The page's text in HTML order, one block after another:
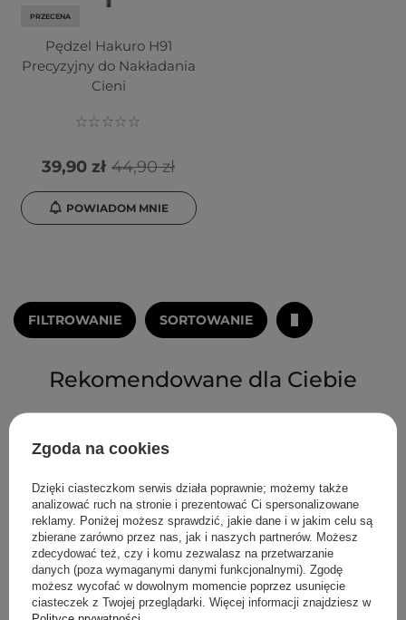
PRZECENA
Pędzel Hakuro H91
Precyzyjny do Nakładania
Cieni
44,90 zł
39,90 zł
POWIADOM MNIE
FILTROWANIE SORTOWANIE
Rekomendowane dla Ciebie
Zgoda na cookies
Dzięki ciasteczkom serwis działa poprawnie; możemy także
analizować ruch na stronie i prezentować Ci spersonalizowane
reklamy. Poniżej możesz sprawdzić, jakie dane i w jakim celu są
zbierane zarówno przez nas, jak i naszych partnerów. Możesz
zdecydować też, czy i komu zezwalasz na przetwarzanie
danych (poza wymaganymi danymi funkcjonalnymi). Zgodę
możesz wycofać w dowolnym momencie poprzez usunięcie
ciasteczek z Twojej przeglądarki. Więcej informacji znajdziesz w